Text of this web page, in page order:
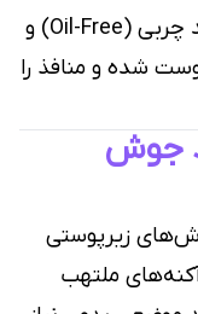
بافت این محصول ژل‌مانند، کاملاً فاقد چربی (Oil-Free) و
شده و منافذ را
جوش
زیرپوستی
ملتهب